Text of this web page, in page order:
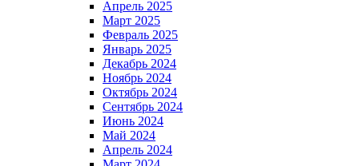
Апрель 2025
Март 2025
Февраль 2025
Январь 2025
Декабрь 2024
Ноябрь 2024
Октябрь 2024
Сентябрь 2024
Июнь 2024
Май 2024
Апрель 2024